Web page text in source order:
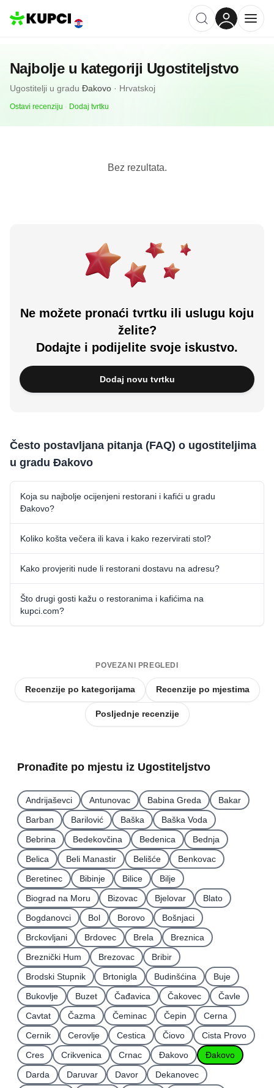
Najbolje u kategoriji Ugostiteljstvo
Ugostitelji u gradu Ðakovo · Hrvatskoj
Ostavi recenziju Dodaj tvrtku
Bez rezultata.
Ne možete pronaći tvrtku ili uslugu koju
želite?
Dodajte i podijelite svoje iskustvo.
Dodaj novu tvrtku
Često postavljana pitanja (FAQ) o ugostiteljima
u gradu Ðakovo
Koja su najbolje ocijenjeni restorani i kafići u gradu
Ðakovo?
Koliko košta večera ili kava i kako rezervirati stol?
Kako provjeriti nude li restorani dostavu na adresu?
Što drugi gosti kažu o restoranima i kafićima na
kupci.com?
POVEZANI PREGLEDI
Recenzije po kategorijama Recenzije po mjestima
Posljednje recenzije
Pronađite po mjestu iz Ugostiteljstvo
Andrijaševci Antunovac Babina Greda
Bakar
Barban
Barilović Baška
Baška Voda
Bebrina
Bedekovčina Bedenica
Bednja
Belica
Beli Manastir Belišće
Benkovac
Beretinec
Bibinje Bilice
Bilje
Biograd na Moru
Bizovac Bjelovar
Blato
Bogdanovci
Bol Borovo
Bošnjaci
Brckovljani
Brdovec Brela
Breznica
Breznički Hum
Brezovac
Bribir
Brodski Stupnik
Brtonigla Budinšćina
Buje
Bukovlje
Buzet Čađavica Čakovec
Čavle
Cavtat
Čazma Čeminac Čepin
Cerna
Cernik
Cerovlje Cestica Čiovo
Cista Provo
Cres
Crikvenica Crnac Đakovo
Ðakovo
Darda
Daruvar Davor
Dekanovec